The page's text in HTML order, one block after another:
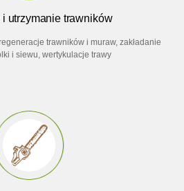
i utrzymanie trawników
trawników i muraw, zakładanie
i siewu, wertykulacje trawy